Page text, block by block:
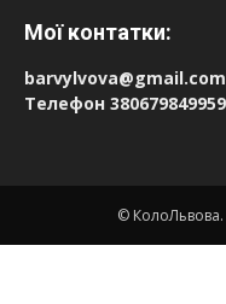
Мої контатки:
barvylvova@gmail.com
Телефон 380679849959
©